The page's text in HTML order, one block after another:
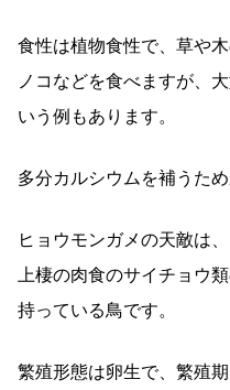
食性は植物食性で、草や
ノコなどを食べますが、
いう例もあります。
多分カルシウムを補うため
ヒョウモンガメの天敵は
上棲の肉食のサイチョウ
持っている鳥です。
繁殖形態は卵生で、繁殖